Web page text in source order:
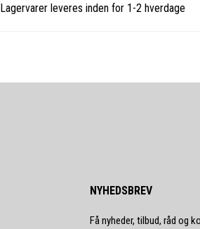
Lagervarer leveres inden for 1-2 hverdage
NYHEDSBREV
Få nyheder, tilbud, råd og